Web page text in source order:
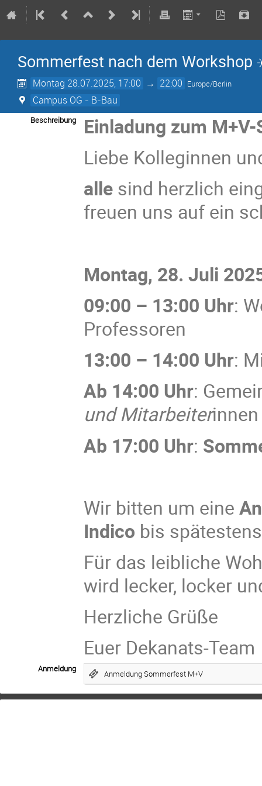
Sommerfest nach dem Workshop
Montag 28.07.2025, 17:00 → 22:00 Europe/Berlin
Campus OG - B-Bau
Beschreibung
Einladung zum
Liebe Kolleginnen
alle sind herzlich
freuen uns auf ein
Montag, 28. Juli
09:00 – 13:00 Uhr:
Professoren
13:00 – 14:00 Uhr:
Ab 14:00 Uhr:
und Mitarbeiterinnen
Ab 17:00 Uhr:
Wir bitten um eine
Indico bis
Für das leibliche
wird lecker, locker
Herzliche Grüße
Euer Dekanats-Team
Anmeldung Anmeldung Sommerfest M+V